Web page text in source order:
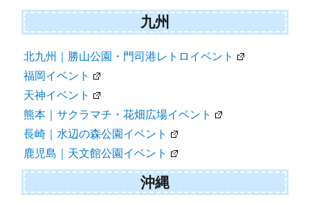
九州
北九州｜勝山公園・門司港レトロイベント
福岡イベント
天神イベント
熊本｜サクラマチ・花畑広場イベント
長崎｜水辺の森公園イベント
鹿児島｜天文館公園イベント
沖縄